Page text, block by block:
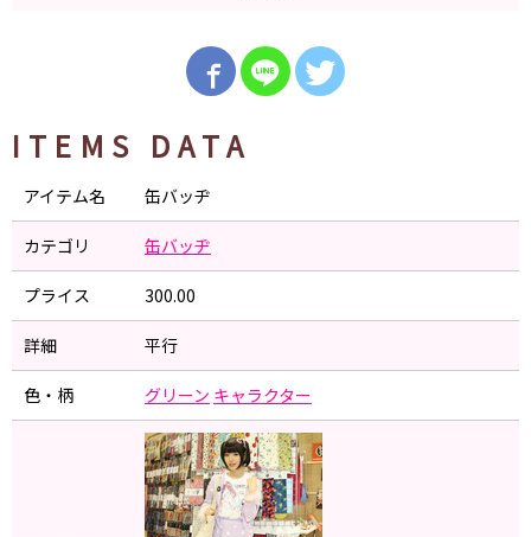
ITEMS DATA
アイテム名 缶バッヂ
カテゴリ 缶バッヂ
プライス 300.00
詳細 平行
色・柄 グリーン キャラクター